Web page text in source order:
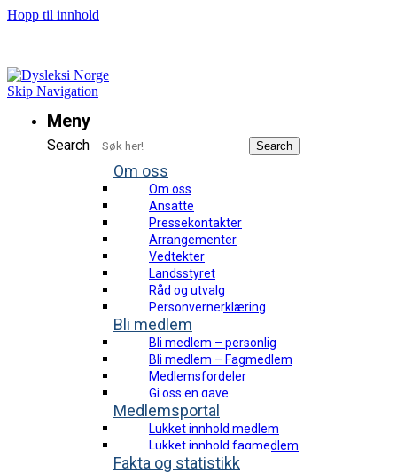
Hopp til innhold
Skip Navigation
Meny
Search Search
Om oss
Om oss
Ansatte
Pressekontakter
Arrangementer
Vedtekter
Landsstyret
Råd og utvalg
Personvernerklæring
Bli medlem
Bli medlem – personlig
Bli medlem – Fagmedlem
Medlemsfordeler
Gi oss en gave
Medlemsportal
Lukket innhold medlem
Lukket innhold fagmedlem
Fakta og statistikk